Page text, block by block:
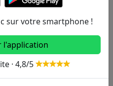
3B 4
7B 8
12 13
sur votre smartphone !
l'application
· 4,8/5